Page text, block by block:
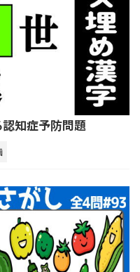
認知症予防問題